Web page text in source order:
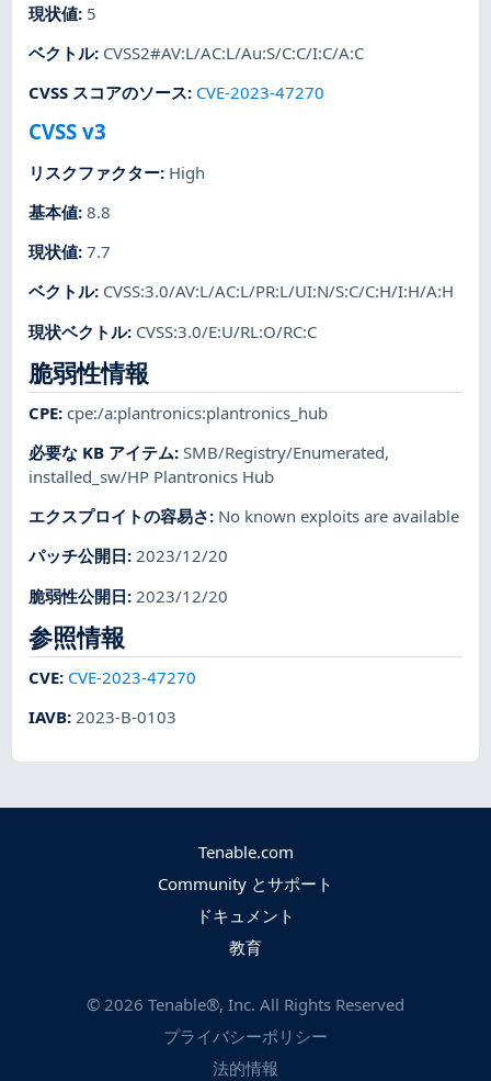
現状値: 5
ベクトル: CVSS2#AV:L/AC:L/Au:S/C:C/I:C/A:C
CVSS スコアのソース: CVE-2023-47270
CVSS v3
リスクファクター: High
基本値:8.8
現状値:7.7
ベクトル: CVSS:3.0/AV:L/AC:L/PR:L/UI:N/S:C/C:H/I:H/A:H
現状ベクトル: CVSS:3.0/E:U/RL:O/RC:C
脆弱性情報
CPE:cpe:/a:plantronics:plantronics_hub
必要な KB アイテム:SMB/Registry/Enumerated,
installed_sw/HP Plantronics Hub
エクスプロイトの容易さ: No known exploits are available
パッチ公開日:2023/12/20
脆弱性公開日: 2023/12/20
参照情報
CVE: CVE-2023-47270
IAVB: 2023-B-0103
Tenable.com
Community とサポート
ドキュメント
教育
© 2026 Tenable®, Inc. All Rights Reserved
プライバシーポリシー
法的情報